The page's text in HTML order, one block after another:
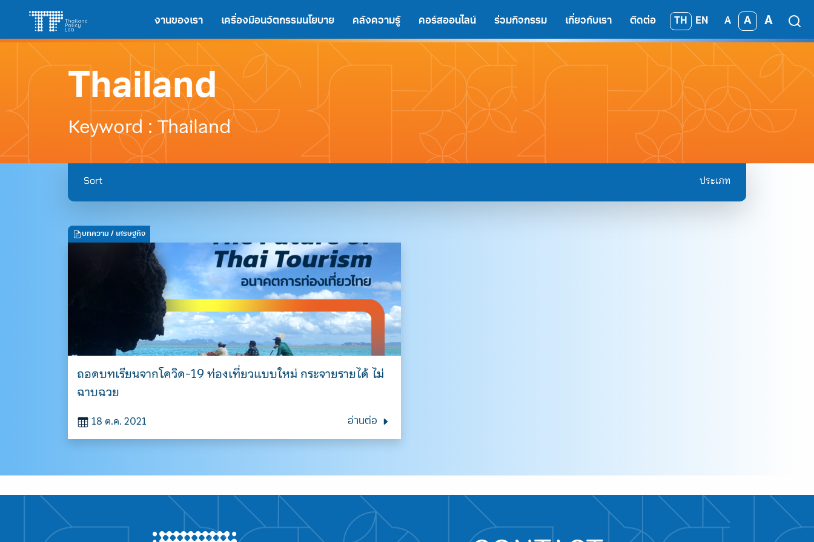
content
งานของเรา เครื่องมือนวัตกรรมนโยบาย คลังความรู้ คอร์สออนไลน์ ร่วมกิจกรรม เกี่ยวกับเรา ติดต่อ TH EN A A A
Search
Thailand
Keyword : Thailand
Sort ประเภท
บทความ / เศรษฐกิจ
ถอดบทเรียนจากโควิด-19 ท่องเที่ยวแบบใหม่ กระจายรายได้ ไม่
ฉาบฉวย
18 ต.ค. 2021 อ่านต่อ